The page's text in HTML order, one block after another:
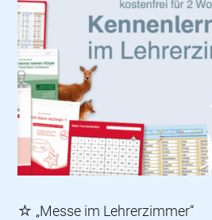
☆ „Messe im Lehrerzimmer“